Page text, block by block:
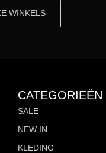
WINKELS
CATEGORIEËN
SALE
NEW IN
KLEDING